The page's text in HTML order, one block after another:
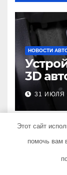
НОВОСТИ
3D
31 ИЮЛЯ
НОВОСТИ
Этот сайт
помочь вам